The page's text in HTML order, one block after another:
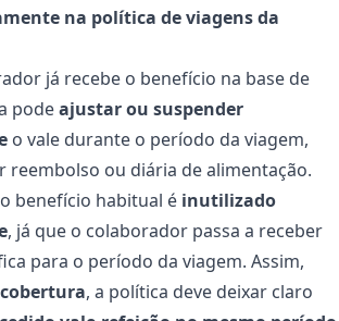
na política de viagens da
já recebe o benefício na base de
podeajustar ou suspender
o vale durante o período da viagem,
ou diária de alimentação.
benefício habitual é inutilizado
, já que o colaborador passa a receber
para o período da viagem. Assim,
, a política deve deixar claro